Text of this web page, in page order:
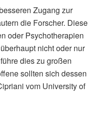
Zugang zur
die Forscher. Diese
oder Psychotherapien
nicht oder nur
dies zu großen
sollten sich dessen
vom University of